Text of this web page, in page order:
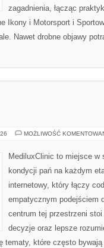
zagadnienia, łącząc
Ikony i Motorsport i
Nawet drobne objawy
MOŻLIWOŚĆ
MediluxClinic to miejsce
kondycji pań na każdym
internetowy, który łączy
empatycznym podejściem
centrum tej przestrzeni
decyzje oraz lepsze
tematy, które często